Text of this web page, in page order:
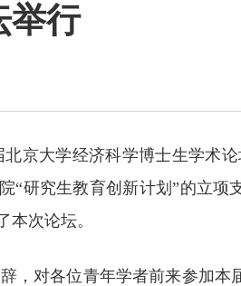
举行
京大学经济科学博士生学术
“研究生教育创新计划”的立项
次论坛。
，对各位青年学者前来参加本